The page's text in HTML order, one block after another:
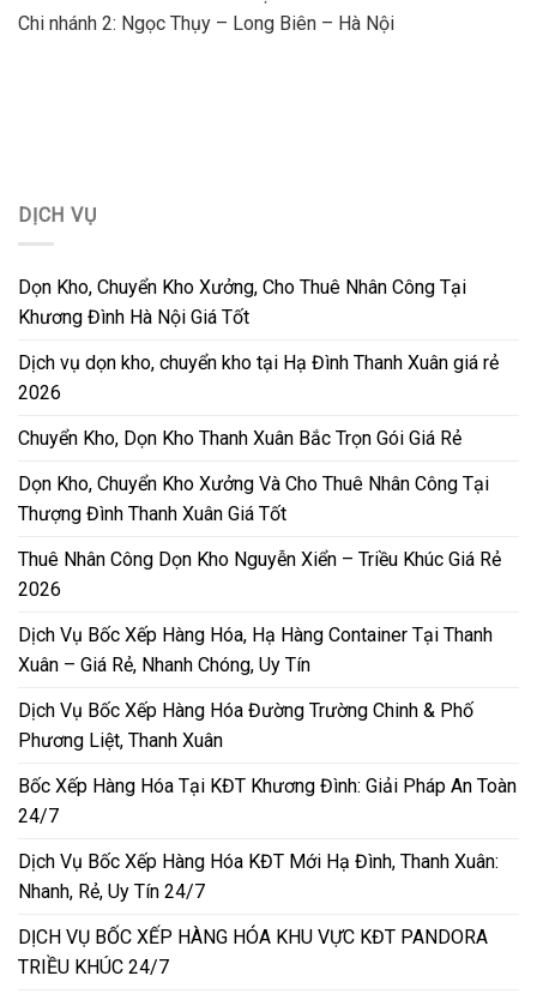
Chi nhánh 2: Ngọc Thụy – Long Biên – Hà Nội
DỊCH VỤ
Dọn Kho, Chuyển Kho Xưởng, Cho Thuê Nhân Công Tại
Khương Đình Hà Nội Giá Tốt
Dịch vụ dọn kho, chuyển kho tại Hạ Đình Thanh Xuân giá rẻ
2026
Chuyển Kho, Dọn Kho Thanh Xuân Bắc Trọn Gói Giá Rẻ
Dọn Kho, Chuyển Kho Xưởng Và Cho Thuê Nhân Công Tại
Thượng Đình Thanh Xuân Giá Tốt
Thuê Nhân Công Dọn Kho Nguyễn Xiển – Triều Khúc Giá Rẻ
2026
Dịch Vụ Bốc Xếp Hàng Hóa, Hạ Hàng Container Tại Thanh
Xuân – Giá Rẻ, Nhanh Chóng, Uy Tín
Dịch Vụ Bốc Xếp Hàng Hóa Đường Trường Chinh & Phố
Phương Liệt, Thanh Xuân
Bốc Xếp Hàng Hóa Tại KĐT Khương Đình: Giải Pháp An Toàn
24/7
Dịch Vụ Bốc Xếp Hàng Hóa KĐT Mới Hạ Đình, Thanh Xuân:
Nhanh, Rẻ, Uy Tín 24/7
DỊCH VỤ BỐC XẾP HÀNG HÓA KHU VỰC KĐT PANDORA
TRIỀU KHÚC 24/7